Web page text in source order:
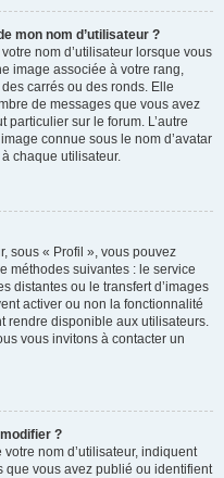
mon nom d’utilisateur ?
nom d’utilisateur lorsque vous
image associée à votre rang,
carrés ou des ronds. Elle
de messages que vous avez
particulier sur le forum. L’autre
connue sous le nom d’avatar
chaque utilisateur.
sous « Profil », vous pouvez
méthodes suivantes : le service
distantes ou le transfert d’images
activer ou non la fonctionnalité
rendre disponible aux utilisateurs.
vous invitons à contacter un
?
nom d’utilisateur, indiquent
que vous avez publié ou identifient